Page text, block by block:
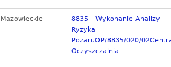
Mazowieckie
8835 - Wykonanie Analizy
Ryzyka
PożaruOP/8835/020/
Oczyszczalnia...